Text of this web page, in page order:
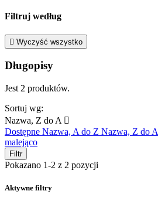
Filtruj według
 Wyczyść wszystko
Długopisy
Jest 2 produktów.
Sortuj wg:
Nazwa, Z do A 
Dostępne Nazwa, A do Z Nazwa, Z do A
malejąco
Filtr
Pokazano 1-2 z 2 pozycji
Aktywne filtry